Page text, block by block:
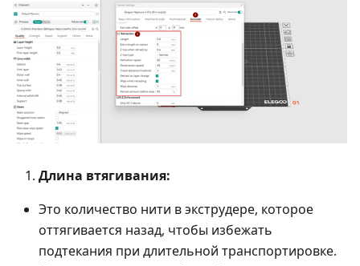
Длина втягивания:
Это количество нити в экструдере, которое
оттягивается назад, чтобы избежать
подтекания при длительной транспортировке.